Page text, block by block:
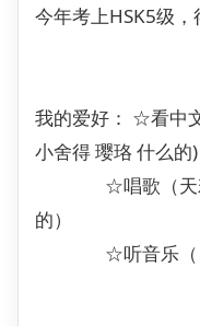
今年考上HSK5级
我的爱好： ☆看中
小舍得 璎珞 什么的)
☆唱歌（天若有
的）
☆听音乐（９